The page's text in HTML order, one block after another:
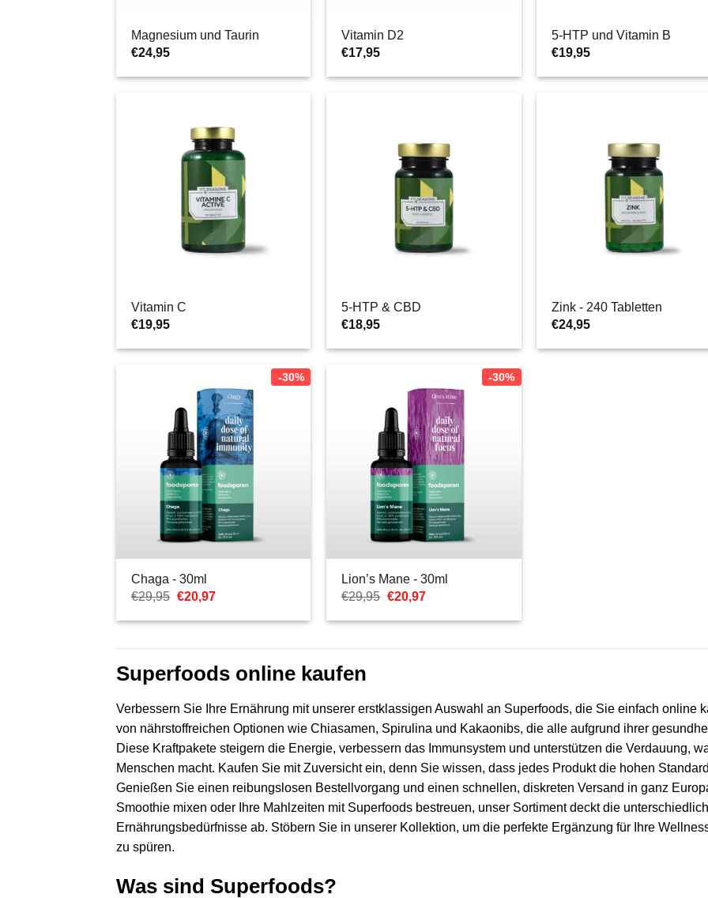
Magnesium und Taurin
€24,95
Vitamin D2
€17,95
5-HTP und Vitamin B
€19,95
Vitamin C
€19,95
5-HTP & CBD
€18,95
Zink - 240 Tabletten
€24,95
-30%
Chaga - 30ml
€29,95 Ursprünglicher
war:
€20,97Aktueller
ist:
-30%
Lion’s Mane - 30ml
€29,95 Ursprünglicher
war:
€20,97Aktueller
ist:
Superfoods online kaufen
Verbessern Sie Ihre Ernährung mit unserer erstklassigen Auswahl an Superfoods, die Sie einfach online
von nährstoffreichen Optionen wie Chiasamen, Spirulina und Kakaonibs, die alle aufgrund ihrer
Diese Kraftpakete steigern die Energie, verbessern das Immunsystem und unterstützen die Verdauung,
Menschen macht. Kaufen Sie mit Zuversicht ein, denn Sie wissen, dass jedes Produkt die hohen
Genießen Sie einen reibungslosen Bestellvorgang und einen schnellen, diskreten Versand in ganz
Smoothie mixen oder Ihre Mahlzeiten mit Superfoods bestreuen, unser Sortiment deckt die
Ernährungsbedürfnisse ab. Stöbern Sie in unserer Kollektion, um die perfekte Ergänzung für Ihre
zu spüren.
Was sind Superfoods?